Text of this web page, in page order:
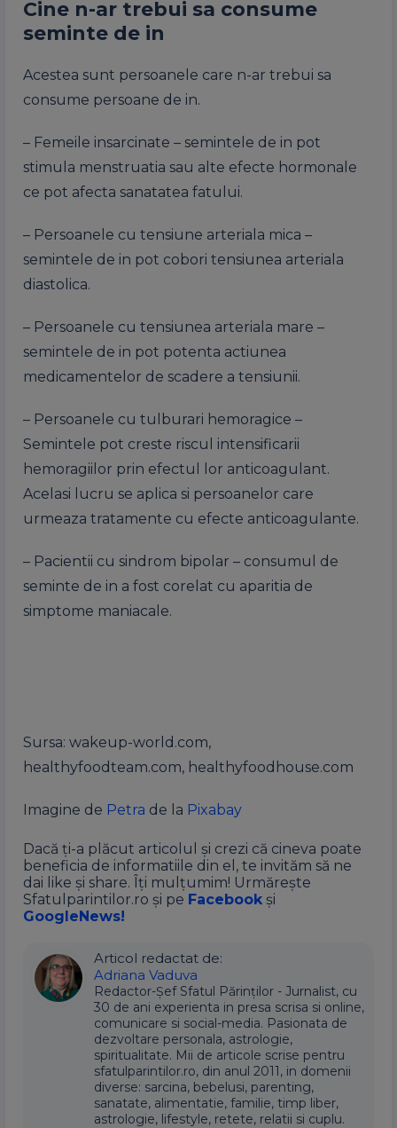
Cine n-ar trebui sa consume
seminte de in
Acestea sunt persoanele care n-ar trebui sa
consume persoane de in.
– Femeile insarcinate – semintele de in pot
stimula menstruatia sau alte efecte hormonale
ce pot afecta sanatatea fatului.
– Persoanele cu tensiune arteriala mica –
semintele de in pot cobori tensiunea arteriala
diastolica.
– Persoanele cu tensiunea arteriala mare –
semintele de in pot potenta actiunea
medicamentelor de scadere a tensiunii.
– Persoanele cu tulburari hemoragice –
Semintele pot creste riscul intensificarii
hemoragiilor prin efectul lor anticoagulant.
Acelasi lucru se aplica si persoanelor care
urmeaza tratamente cu efecte anticoagulante.
– Pacientii cu sindrom bipolar – consumul de
seminte de in a fost corelat cu aparitia de
simptome maniacale.
Sursa: wakeup-world.com,
healthyfoodteam.com, healthyfoodhouse.com
Imagine de Petra de la Pixabay
Dacă ți-a plăcut articolul și crezi că cineva poate
beneficia de informatiile din el, te invităm să ne
dai like și share. Îți mulțumim! Urmărește
Sfatulparintilor.ro și pe Facebook și
GoogleNews!
Articol redactat de:
Adriana Vaduva
Redactor-Șef Sfatul Părinților - Jurnalist, cu
30 de ani experienta in presa scrisa si online,
comunicare si social-media. Pasionata de
dezvoltare personala, astrologie,
spiritualitate. Mii de articole scrise pentru
sfatulparintilor.ro, din anul 2011, in domenii
diverse: sarcina, bebelusi, parenting,
sanatate, alimentatie, familie, timp liber,
astrologie, lifestyle, retete, relatii si cuplu.